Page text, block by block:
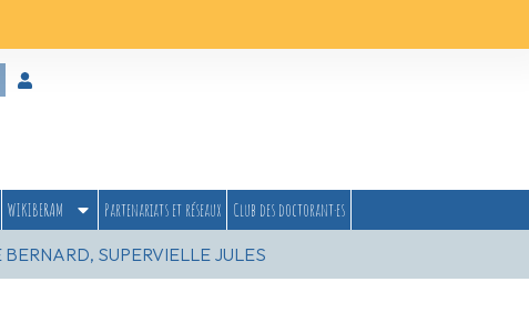
WIKIBERAM Partenariats et réseaux
Club des doctorant·es
SUPERVIELLE JULES